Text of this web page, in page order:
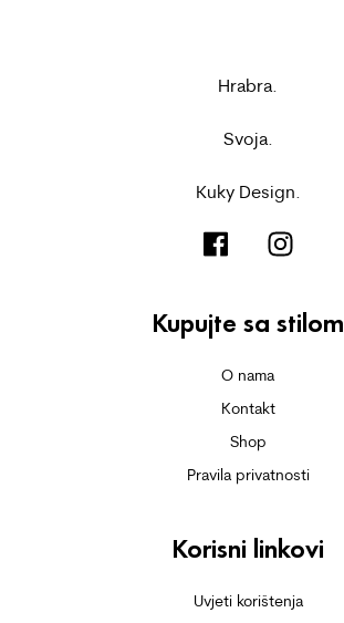
Hrabra.
Svoja.
Kuky Design.
Kupujte sa stilom
O nama
Kontakt
Shop
Pravila privatnosti
Korisni linkovi
Uvjeti korištenja